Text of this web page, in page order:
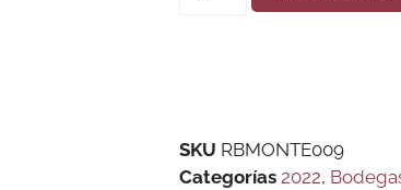
SKU RBMONTE009
Categorías 2022,